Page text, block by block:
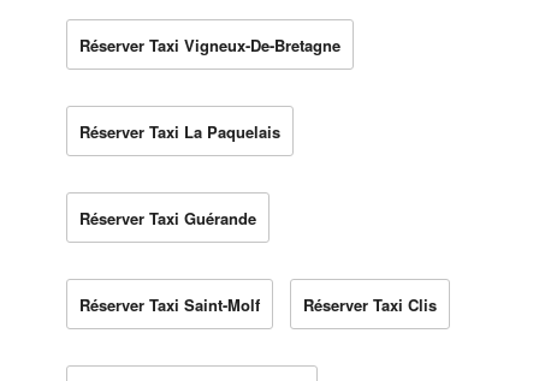
Réserver Taxi Vigneux-De-Bretagne
Réserver Taxi La Paquelais
Réserver Taxi Guérande
Réserver Taxi Saint-Molf Réserver Taxi Clis